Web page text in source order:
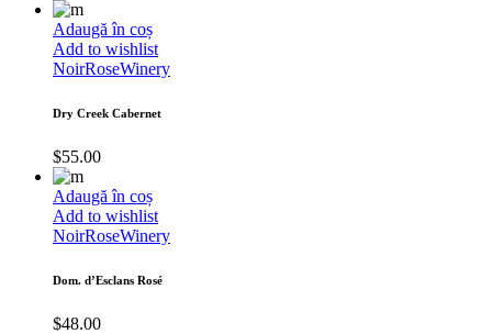
Adaugă în coș
Add to wishlist
NoirRoseWinery
Dry Creek Cabernet
$55.00
Adaugă în coș
Add to wishlist
NoirRoseWinery
Dom. d’Esclans Rosé
$48.00